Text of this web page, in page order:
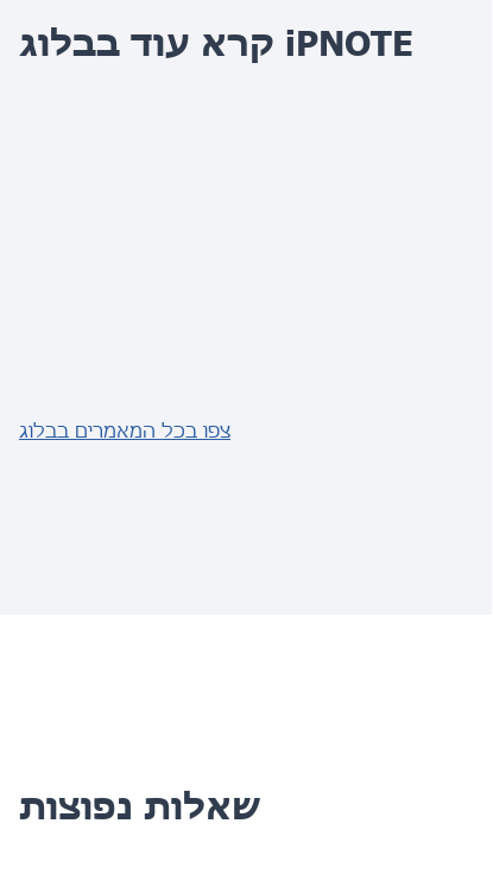
קרא עוד בבלוג iPNOTE
צפו בכל המאמרים בבלוג
שאלות נפוצות